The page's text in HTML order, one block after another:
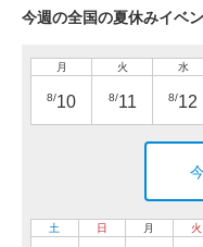
今週の全国の夏休みイベ
月
8/10
火
8/11
水
8/12
土 日 月 火